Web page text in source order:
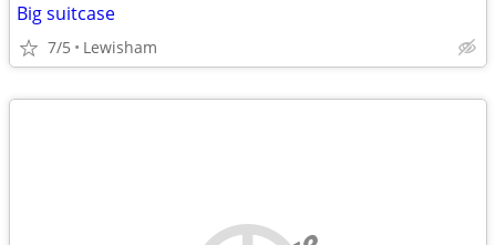
Big suitcase
7/5 Lewisham